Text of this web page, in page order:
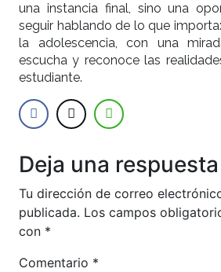
una instancia final, sino una
seguir hablando de lo que
la adolescencia, con una
escucha y reconoce las
estudiante.
Deja una respuesta
Tu dirección de correo
publicada. Los campos
con *
Comentario *